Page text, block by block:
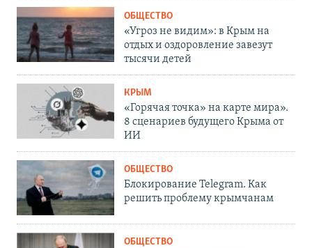
ОБЩЕСТВО
«Угроз не видим»: в Крым на
отдых и оздоровление завезут
тысячи детей
КРЫМ
«Горячая точка» на карте мира».
8 сценариев будущего Крыма от
ИИ
ОБЩЕСТВО
Блокирование Telegram. Как
решить проблему крымчанам
ОБЩЕСТВО